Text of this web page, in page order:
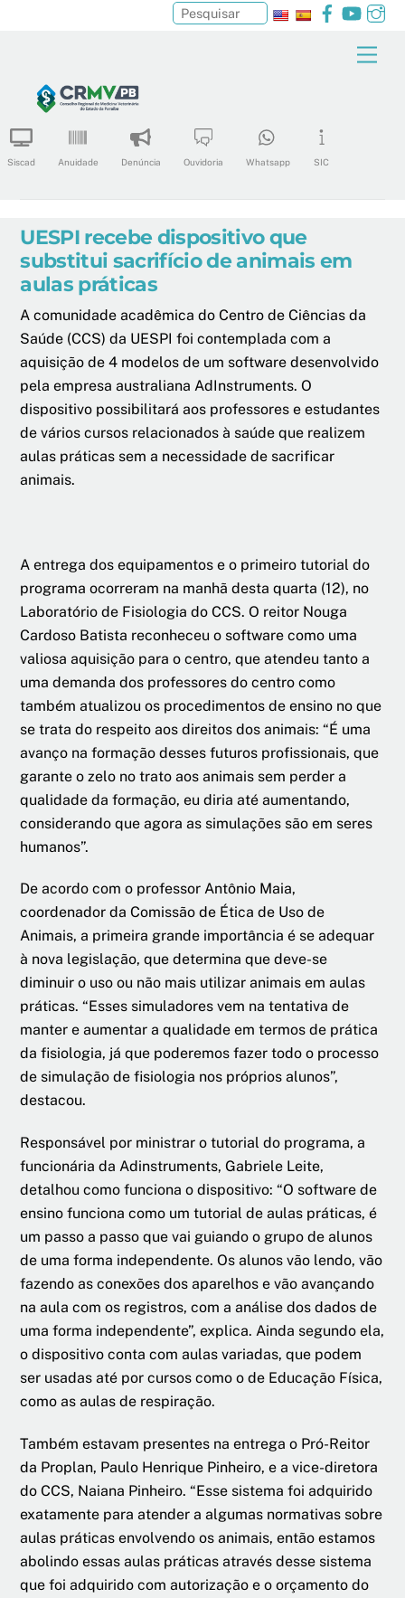
content
Facebook
Siscad Anuidade Denúncia Ouvidoria Whatsapp SIC
Pesquisar
UESPI recebe dispositivo que
substitui sacrifício de animais em
aulas práticas
A comunidade acadêmica do Centro de Ciências da
Saúde (CCS) da UESPI foi contemplada com a
aquisição de 4 modelos de um software desenvolvido
pela empresa australiana AdInstruments. O
dispositivo possibilitará aos professores e estudantes
de vários cursos relacionados à saúde que realizem
aulas práticas sem a necessidade de sacrificar
animais.
A entrega dos equipamentos e o primeiro tutorial do
programa ocorreram na manhã desta quarta (12), no
Laboratório de Fisiologia do CCS. O reitor Nouga
Cardoso Batista reconheceu o software como uma
valiosa aquisição para o centro, que atendeu tanto a
uma demanda dos professores do centro como
também atualizou os procedimentos de ensino no que
se trata do respeito aos direitos dos animais: “É uma
avanço na formação desses futuros profissionais, que
garante o zelo no trato aos animais sem perder a
qualidade da formação, eu diria até aumentando,
considerando que agora as simulações são em seres
humanos”.
De acordo com o professor Antônio Maia,
coordenador da Comissão de Ética de Uso de
Animais, a primeira grande importância é se adequar
à nova legislação, que determina que deve-se
diminuir o uso ou não mais utilizar animais em aulas
práticas. “Esses simuladores vem na tentativa de
manter e aumentar a qualidade em termos de prática
da fisiologia, já que poderemos fazer todo o processo
de simulação de fisiologia nos próprios alunos”,
destacou.
Responsável por ministrar o tutorial do programa, a
funcionária da Adinstruments, Gabriele Leite,
detalhou como funciona o dispositivo: “O software de
ensino funciona como um tutorial de aulas práticas, é
um passo a passo que vai guiando o grupo de alunos
de uma forma independente. Os alunos vão lendo, vão
fazendo as conexões dos aparelhos e vão avançando
na aula com os registros, com a análise dos dados de
uma forma independente”, explica. Ainda segundo ela,
o dispositivo conta com aulas variadas, que podem
ser usadas até por cursos como o de Educação Física,
como as aulas de respiração.
Também estavam presentes na entrega o Pró-Reitor
da Proplan, Paulo Henrique Pinheiro, e a vice-diretora
do CCS, Naiana Pinheiro. “Esse sistema foi adquirido
exatamente para atender a algumas normativas sobre
aulas práticas envolvendo os animais, então estamos
abolindo essas aulas práticas através desse sistema
que foi adquirido com autorização e o orçamento do